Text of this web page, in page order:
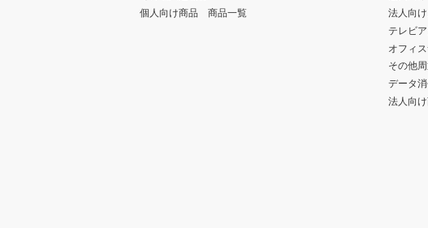
個人向け商品 商品一覧
法人向
テレビ
オフィ
その他
データ
法人向